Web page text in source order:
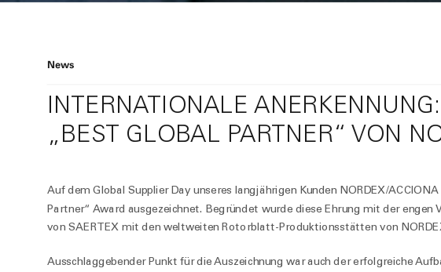
News
INTERNATIONALE
„BEST GLOBAL PARTNER“ VON
Auf dem Global Supplier Day unseres langjährigen Kunden NORDEX/
Partner“ Award ausgezeichnet. Begründet wurde diese Ehrung mit der engen
von SAERTEX mit den weltweiten Rotorblatt-Produktionsstätten von
Ausschlaggebender Punkt für die Auszeichnung war auch der erfolgreiche